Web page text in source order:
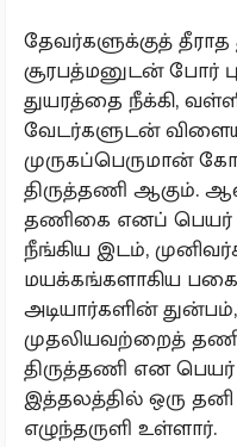
தேவர்களுக்குத்
சூரபத்மனுடன் போர்
துயரத்தை நீக்கி,
வேடர்களுடன்
முருகப்பெருமான்
திருத்தணி ஆகும்.
தணிகை எனப் பெயர்
நீங்கிய இடம்,
மயக்கங்களாகிய
அடியார்களின்
முதலியவற்றைத்
திருத்தணி என பெயர்
இத்தலத்தில் ஒரு
எழுந்தருளி உள்ளார்.